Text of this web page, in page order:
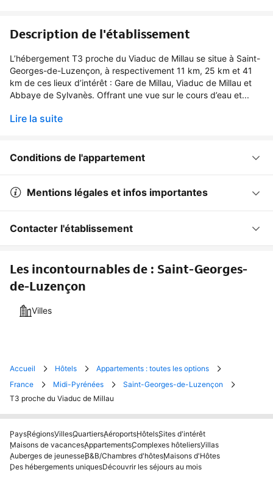
Description de l'établissement
L’hébergement T3 proche du Viaduc de Millau se situe à Saint-
Georges-de-Luzençon, à respectivement 11 km, 25 km et 41
km de ces lieux d’intérêt : Gare de Millau, Viaduc de Millau et
Abbaye de Sylvanès. Offrant une vue sur le cours d’eau et...
Lire la suite
Conditions de l'appartement
Mentions légales et infos importantes
Contacter l'établissement
Les incontournables de : Saint-Georges-
de-Luzençon
Villes
Accueil Hôtels
Appartements : toutes les options
France
Midi-Pyrénées
Saint-Georges-de-Luzençon
T3 proche du Viaduc de Millau
PaysRégionsVillesQuartiersAéroportsHôtelsSites d'intérêt
Maisons de vacancesAppartementsComplexes hôteliersVillas
Auberges de jeunesseB&B/Chambres d'hôtesMaisons d'Hôtes
Des hébergements uniquesDécouvrir les séjours au mois